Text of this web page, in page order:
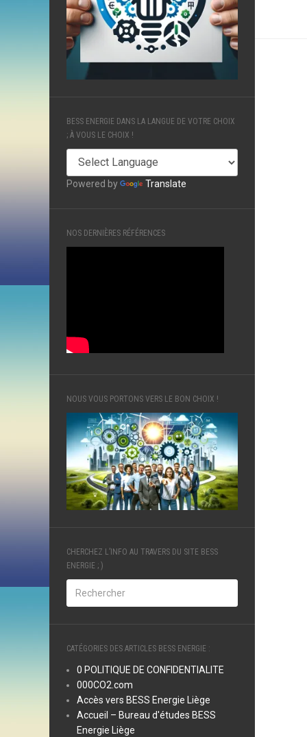
BESS ENERGIE DANS LA LANGUE DE VOTRE CHOIX
; À VOUS LE CHOIX !
Powered by Translate
NOS DERNIÈRES RÉFÉRENCES
NOUS VOUS PORTONS VERS LE BON CHOIX !
CHERCHEZ L’INFO AU TRAVERS DU SITE BESS
ENERGIE ; )
CATÉGORIES DES ARTICLES BESS ENERGIE :
0 POLITIQUE DE CONFIDENTIALITE
000CO2.com
Accès vers BESS Energie Liège
Accueil – Bureau d'études BESS
Energie Liège